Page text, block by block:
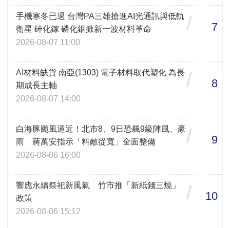
手機寒冬已過 台灣PA三雄搶進AI光通訊與低軌
衛星 砷化鎵 磷化銦掀新一波材料革命
2026-08-07 11:00
/ 7
AI材料缺貨 南亞(1303) 電子材料取代塑化 為長
期成長主軸
2026-08-07 14:00
/ 8
白海豚颱風逼近！北市8、9日恐飆9級陣風、豪
雨 蔣萬安指示「料敵從寬」全面整備
2026-08-06 16:00
/ 9
響應永續祭祀新風氣 竹市推「新紙錢三燒」
政策
2026-08-06 15:12
/ 10